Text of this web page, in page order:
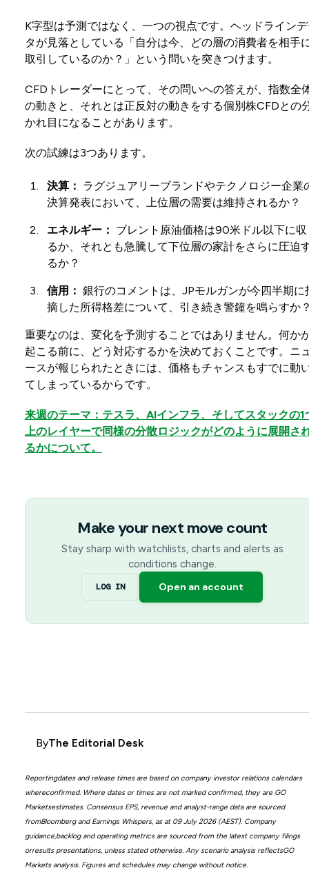
K字型は予測ではなく、一つの視点です。ヘッドライン
タが見落としている「自分は今、どの層の消費者を相手
取引しているのか？」という問いを突きつけます。
CFDトレーダーにとって、その問いへの答えが、指数全
の動きと、それとは正反対の動きをする個別株CFDとの
かれ目になることがあります。
次の試練は3つあります。
決算： ラグジュアリーブランドやテクノロジー企業
決算発表において、上位層の需要は維持されるか？
エネルギー： ブレント原油価格は90米ドル以下に収
るか、それとも急騰して下位層の家計をさらに圧迫
るか？
信用： 銀行のコメントは、JPモルガンが今四半期に
摘した所得格差について、引き続き警鐘を鳴らすか
重要なのは、変化を予測することではありません。何か
起こる前に、どう対応するかを決めておくことです。ニ
ースが報じられたときには、価格もチャンスもすでに動
てしまっているからです。
来週のテーマ：テスラ、AIインフラ、そしてスタックの1
上のレイヤーで同様の分散ロジックがどのように展開さ
るかについて。
Make your next move count
Stay sharp with watchlists, charts and alerts as
conditions change.
LOG IN Open an account
ByThe Editorial Desk
Reportingdates and release times are based on company investor relations calendars
whereconfirmed. Where dates or times are not marked confirmed, they are GO
Marketsestimates. Consensus EPS, revenue and analyst-range data are sourced
fromBloomberg and Earnings Whispers, as at 09 July 2026 (AEST). Company
guidance,backlog and operating metrics are sourced from the latest company filings
orresults presentations, unless stated otherwise. Any scenario analysis reflectsGO
Markets analysis. Figures and schedules may change without notice.